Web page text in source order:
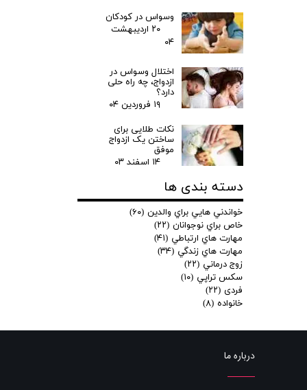
وسواس در کودکان
۲۰ اردیبهشت
۰۴
اختلال وسواس در
ازدواج، چه راه حلی
دارد؟
۱۹ فروردین ۰۴
نکات طلایی برای
ساختن یک ازدواج
موفق
۱۴ اسفند ۰۳
دسته بندی ها
خواندني هايي براي والدين (۶۰)
خاص براي نوجوانان (۲۲)
مهارت هاي ارتباطي (۴۱)
مهارت هاي زندگي (۳۴)
زوج درماني (۲۲)
سكس تراپي (۱۰)
فردی (۲۲)
خانواده (۸)
درباره ما